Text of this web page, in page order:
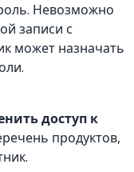
Невозможно
записи с
может назначать
доступ к
продуктов,